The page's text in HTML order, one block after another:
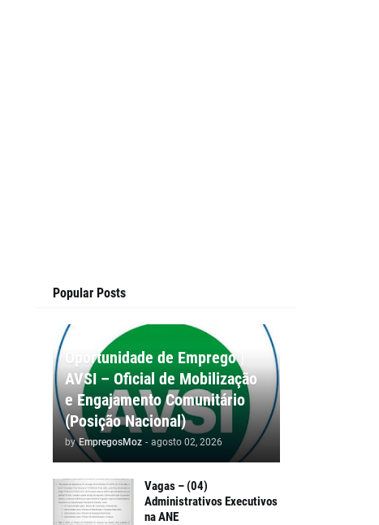
Popular Posts
Oportunidade de Emprego |
AVSI – Oficial de Mobilização
e Engajamento Comunitário
(Posição Nacional)
by EmpregosMoz - agosto 02, 2026
Vagas – (04)
Administrativos Executivos
na ANE